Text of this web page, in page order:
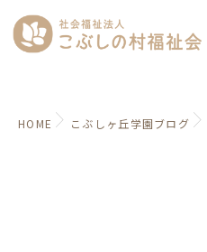
HOME こぶしヶ丘学園ブログ